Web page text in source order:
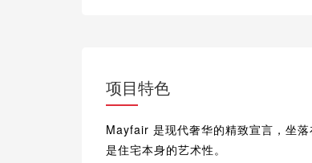
项目特色
Mayfair 是现代奢华的精致宣言，坐
是住宅本身的艺术性。